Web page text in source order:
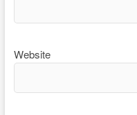
Website